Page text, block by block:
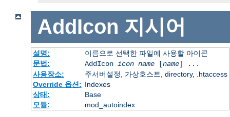
AddIcon 지시어
설명:
이름으로 선택한 파일에 사용할 아이콘
문법:
AddIcon icon name[name] ...
사용장소:
주서버설정, 가상호스트, directory, .htaccess
Override 옵션: Indexes
상태:
Base
모듈:
mod_autoindex